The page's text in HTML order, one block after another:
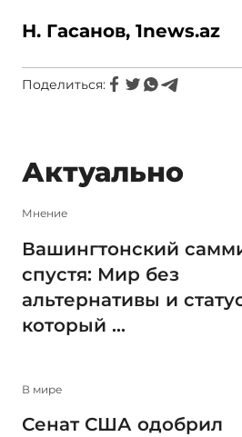
Н. Гасанов, 1news.az
Поделиться:
Актуально
Мнение
Вашингтонский
спустя: Мир без
альтернативы и
который ...
В мире
Сенат США одобрил